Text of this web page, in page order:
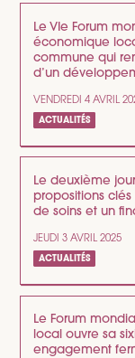
Le VIe Forum
économique
commune qui
d’un
VENDREDI 4 AVRIL
ACTUALITÉS
Le deuxième
propositions
de soins et un
JEUDI 3 AVRIL 2025
ACTUALITÉS
Le Forum
local ouvre sa
engagement